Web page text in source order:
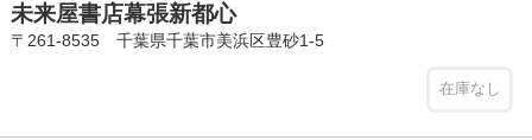
未来屋書店幕張新都心
〒261-8535 千葉県千葉市美浜区豊砂1-5
在庫なし